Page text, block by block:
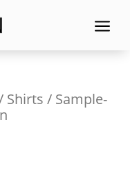
a
Shirts / Sample-